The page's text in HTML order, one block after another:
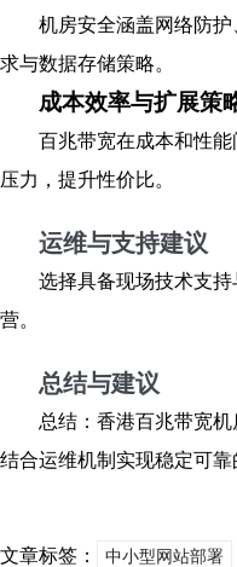
机房安全涵盖网络防
求与数据存储策略。
成本效率与扩展策
百兆带宽在成本和性
压力，提升性价比。
运维与支持建议
选择具备现场技术支
营。
总结与建议
总结：香港百兆带宽
结合运维机制实现稳定可靠
文章标签： 中小型网站部署